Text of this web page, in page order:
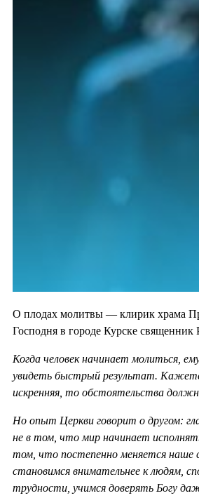
О плодах молитвы — клирик храма
Господня в городе Курске священник
Когда человек начинает молиться,
увидеть быстрый результат.
искренняя, то обстоятельства
Но опыт Церкви говорит о другом:
не в том, что мир начинает
том, что постепенно меняется наше
становимся внимательнее к людям,
трудности, учимся доверять Богу